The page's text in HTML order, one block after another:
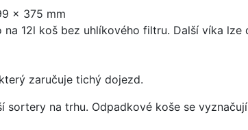
x 375 mm
na 12l koš bez uhlíkového filtru. Další víka lze
zaručuje tichý dojezd.
na trhu. Odpadkové koše se